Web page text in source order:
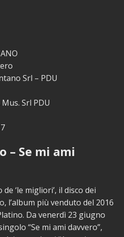
Srl – PDU
Srl PDU
– Se mi ami
‘le migliori’, il disco dei
l’album più venduto del 2016
Da venerdì 23 giugno
“Se mi ami davvero”,